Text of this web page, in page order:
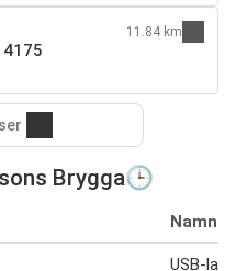
11.84 km
Brygga🕒
Namn
USB-